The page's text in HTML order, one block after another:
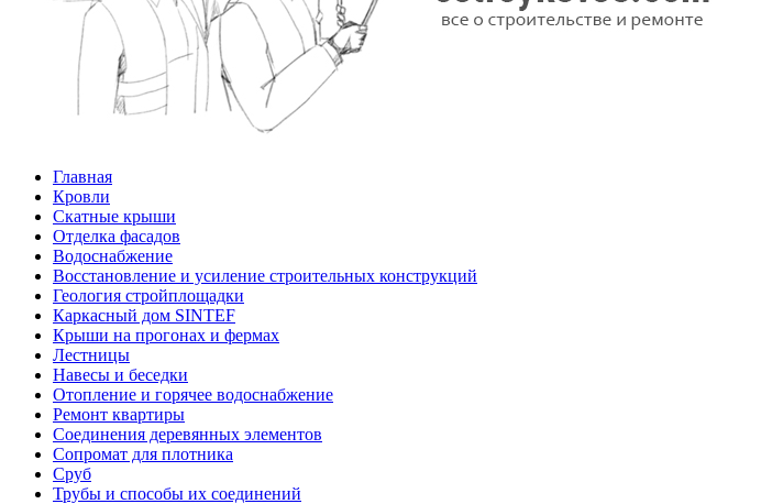
Главная
Кровли
Скатные крыши
Отделка фасадов
Водоснабжение
Восстановление и усиление строительных конструкций
Геология стройплощадки
Каркасный дом SINTEF
Крыши на прогонах и фермах
Лестницы
Навесы и беседки
Отопление и горячее водоснабжение
Ремонт квартиры
Соединения деревянных элементов
Сопромат для плотника
Сруб
Трубы и способы их соединений